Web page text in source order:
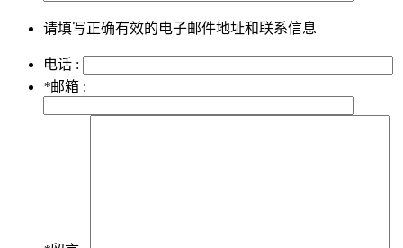
请填写正确有效的电子邮件地址和联系信息
电话 :
*邮箱 :